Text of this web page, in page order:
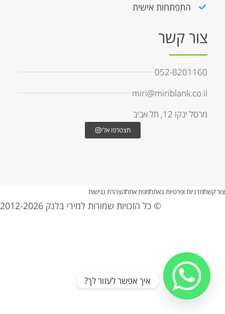
התפתחות אישית
צור קשר
052-8201160
miri@miriblank.co.il
מרסל ינקו 12, תל אביב
תצטרפו אלי
צור קשרמדניות ופרטיות באתרמפת אתרהצהרת נגישות
© כל הזכויות שמורות למירי בלנק 2012-2026
איך אפשר לעזור לך?